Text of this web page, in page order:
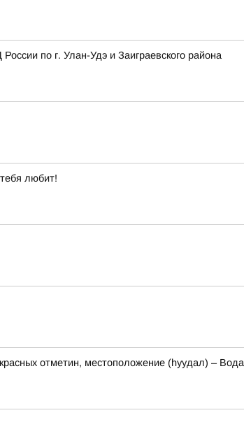
по г. Улан-Удэ и Заиграевского района
любит!
отметин, местоположение (hуудал) – Вода